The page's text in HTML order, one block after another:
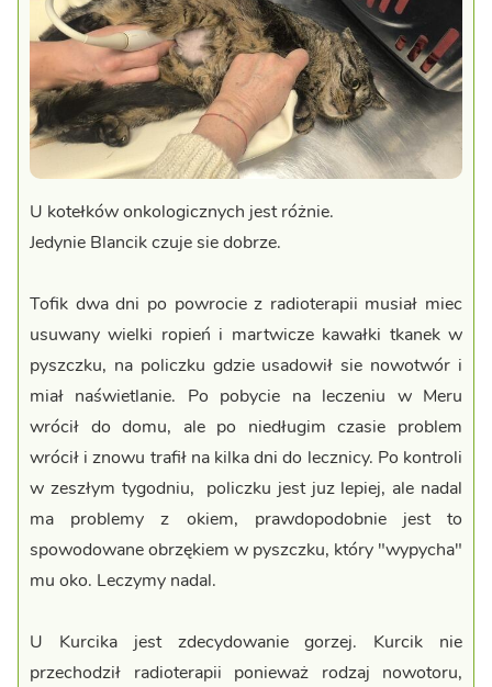
U kotełków onkologicznych jest różnie.
Jedynie Blancik czuje sie dobrze.
Tofik dwa dni po powrocie z radioterapii musiał miec
usuwany wielki ropień i martwicze kawałki tkanek w
pyszczku, na policzku gdzie usadowił sie nowotwór i
miał naświetlanie. Po pobycie na leczeniu w Meru
wrócił do domu, ale po niedługim czasie problem
wrócił i znowu trafił na kilka dni do lecznicy. Po kontroli
w zeszłym tygodniu, policzku jest juz lepiej, ale nadal
ma problemy z okiem, prawdopodobnie jest to
spowodowane obrzękiem w pyszczku, który "wypycha"
mu oko. Leczymy nadal.
U Kurcika jest zdecydowanie gorzej. Kurcik nie
przechodził radioterapii ponieważ rodzaj nowotoru,